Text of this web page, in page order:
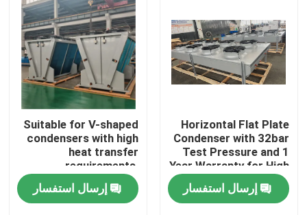
Horizontal Flat Plate
Condenser with 32bar
Test Pressure and 1
Year Warranty for High
Heat Exchange
Efficiencyإرسال استفسار
Suitable for V-shaped
condensers with high
heat transfer
requirements,
equipped with
3P/380V/50Hz power
supply, meeting the
إرسال استفسار